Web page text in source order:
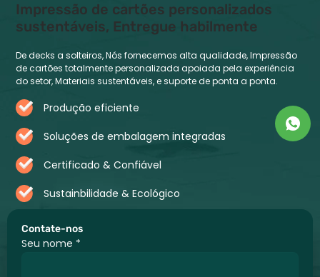
Contate-nos
Seu nome *
Impressão de cartões personalizados
sustentáveis, Entregue habilmente
De decks a solteiros, Nós fornecemos alta qualidade, Impressão
de cartões totalmente personalizada apoiada pela experiência
do setor, Materiais sustentáveis, e suporte de ponta a ponta.
Produção eficiente
Soluções de embalagem integradas
Certificado & Confiável
Sustainbilidade & Ecológico